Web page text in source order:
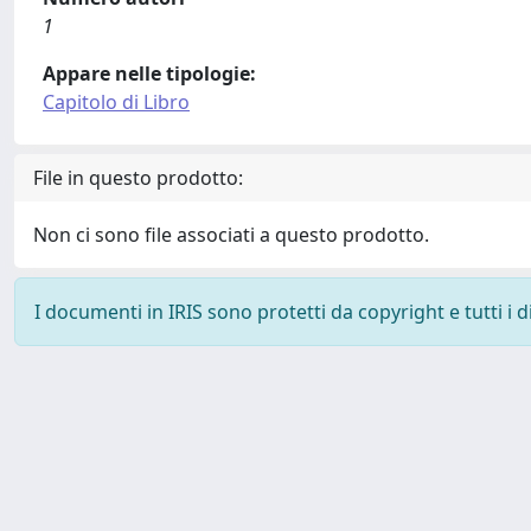
1
Appare nelle tipologie:
Capitolo di Libro
File in questo prodotto:
Non ci sono file associati a questo prodotto.
I documenti in IRIS sono protetti da copyright e tutti i